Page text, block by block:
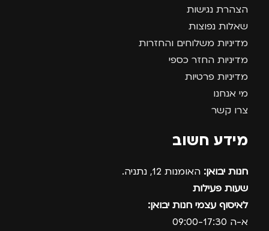
הצהרת נגישות
שאלות נפוצות
מדיניות משלוחים והחזרות
מדיניות החזר כספי
מדיניות פרטיות
מי אנחנו
צרו קשר
מידע חשוב
חנות יבואן: האומנות 12, נתניה.
שעות פעילות
לאיסוף עצמי חנות יבואן:
א-ה 09:00-17:30